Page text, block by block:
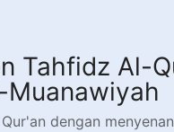
Tahfidz Al-
Muanawiyah
dengan